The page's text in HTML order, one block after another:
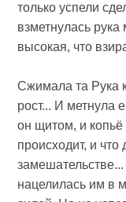
только успели
взметнулась рука
высокая, что
Сжимала та Рука
рост... И метнула
он щитом, и копьё
происходит, и
нацелилась им в